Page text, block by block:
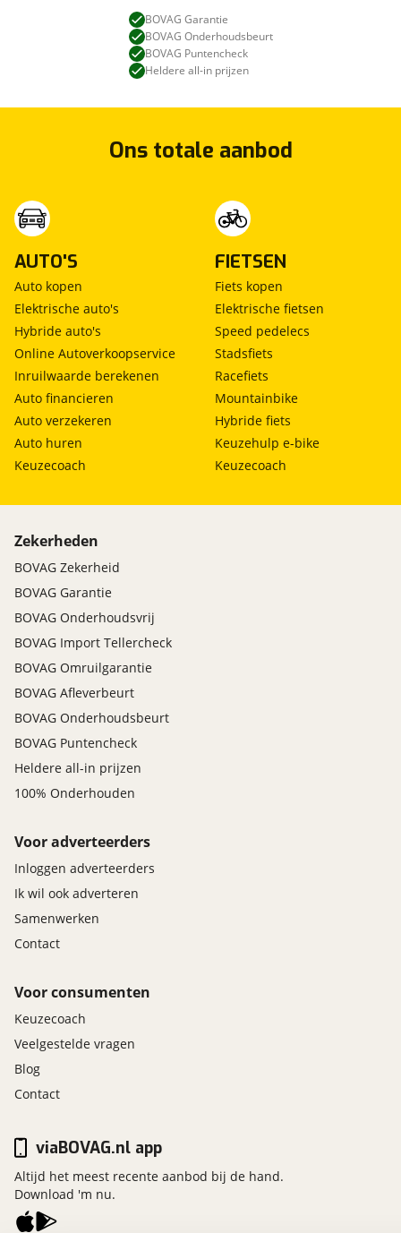
BOVAG Garantie
BOVAG Onderhoudsbeurt
BOVAG Puntencheck
Heldere all-in prijzen
Ons totale aanbod
AUTO'S
Auto kopen
Elektrische auto's
Hybride auto's
Online Autoverkoopservice
Inruilwaarde berekenen
Auto financieren
Auto verzekeren
Auto huren
Keuzecoach
FIETSEN
Fiets kopen
Elektrische fietsen
Speed pedelecs
Stadsfiets
Racefiets
Mountainbike
Hybride fiets
Keuzehulp e-bike
Keuzecoach
Zekerheden
BOVAG Zekerheid
BOVAG Garantie
BOVAG Onderhoudsvrij
BOVAG Import Tellercheck
BOVAG Omruilgarantie
BOVAG Afleverbeurt
BOVAG Onderhoudsbeurt
BOVAG Puntencheck
Heldere all-in prijzen
100% Onderhouden
Voor adverteerders
Inloggen adverteerders
Ik wil ook adverteren
Samenwerken
Contact
Voor consumenten
Keuzecoach
Veelgestelde vragen
Blog
Contact
viaBOVAG.nl app
Altijd het meest recente aanbod bij de hand.
Download 'm nu.